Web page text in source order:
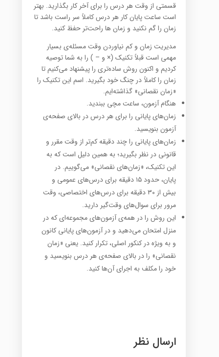
قسمتی از وقت هر درس را برای آخر کار بگذارید. بهتر
است ساعت پایان کار هر درس کاملاً سر راست باشد تا
زمان را گم نکنید و زمان ها راحت‌تر حفظ کنید.
مدیریت زمان و کم نیاوردن وقت مسئله‌ی بسیار
مهمی است قبلاً تکنیک (× و – ) را به شما توصیه
کردیم و اکنون روش ساده‌تری را پیشنهاد می‌کنیم تا
زمان را کاملاً در چنگ خود بگیرید. اسم این تکنیک را
«زمان نقصانی» گذاشته‌ایم.
هنگام آزمون، ساعت مچی ببندید.
زمان‌های پایانی را برای هر درس در بالای صفحه‌ی
آزمون بنویسید.
زمان‌های پایانی را چند دقیقه کم‌تر از وقت مقرر و
قانونی در نظر بگیرید؛ به همین دلیل است که به
این تکنیک، «زمان‌‌های نقصانی» می‌گوییم. در
پایان، حدود ۱۵ دقیقه برای درس‌های عمومی و
بیش از ۳۰ دقیقه برای درس‌های اختصاصی، وقت
مرور برای سوال‌های وقت‌گیر دارید.
این روش را در همه‌ی آزمون‌های مجموعه‌ای که در
منزل امتحان می‌دهید و در آزمون‌های پایانی کانون
و به ویژه در کنکور اصلی، تکرار کنید. یعنی «زمان
نقصانی» را در بالای صفحه‌ی هر درس بنویسید و
خود را مکلف به اجرای آن‌ها کنید.
ارسال نظر